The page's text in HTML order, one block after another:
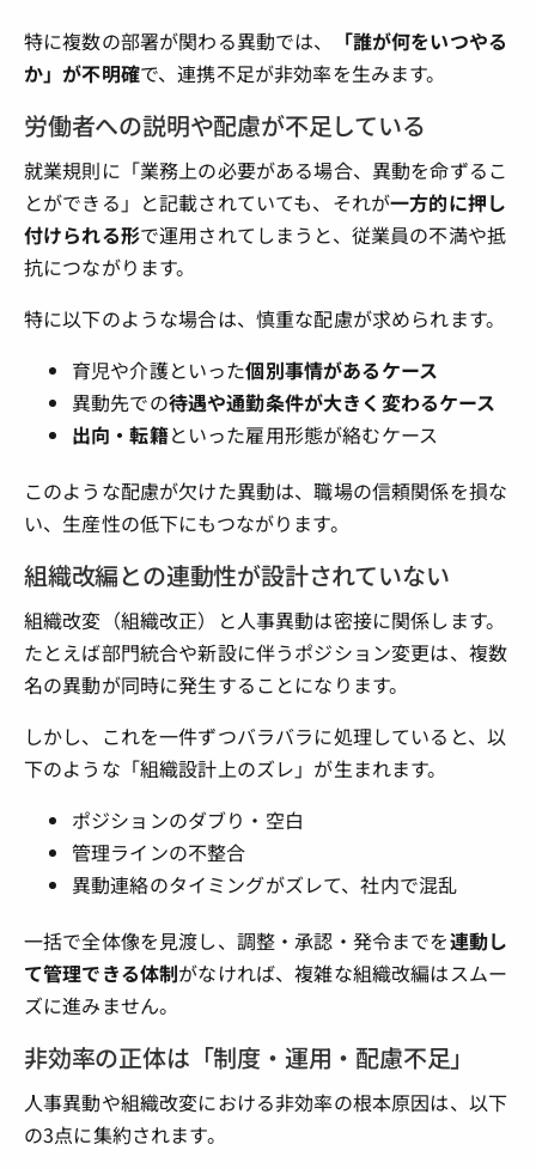
特に複数の部署が関わる異動では、
「誰が何をいつやる
か」が不明確で、連携不足が非効率を生みます。
労働者への説明や配慮が不足している
就業規則に「業務上の必要がある場合、異動を命ずるこ
とができる」と記載されていても、それが一方的に押し
付けられる形で運用されてしまうと、従業員の不満や抵
抗につながります。
特に以下のような場合は、慎重な配慮が求められます。
育児や介護といった個別事情があるケース
異動先での待遇や通勤条件が大きく変わるケース
出向・転籍といった雇用形態が絡むケース
このような配慮が欠けた異動は、職場の信頼関係を損な
い、生産性の低下にもつながります。
組織改編との連動性が設計されていない
組織改変（組織改正）と人事異動は密接に関係します。
たとえば部門統合や新設に伴うポジション変更は、複数
名の異動が同時に発生することになります。
しかし、これを一件ずつバラバラに処理していると、以
下のような「組織設計上のズレ」が生まれます。
ポジションのダブり・空白
管理ラインの不整合
異動連絡のタイミングがズレて、社内で混乱
一括で全体像を見渡し、調整・承認・発令までを連動し
て管理できる体制がなければ、複雑な組織改編はスムー
ズに進みません。
非効率の正体は「制度・運用・配慮不足」
人事異動や組織改変における非効率の根本原因は、以下
の3点に集約されます。